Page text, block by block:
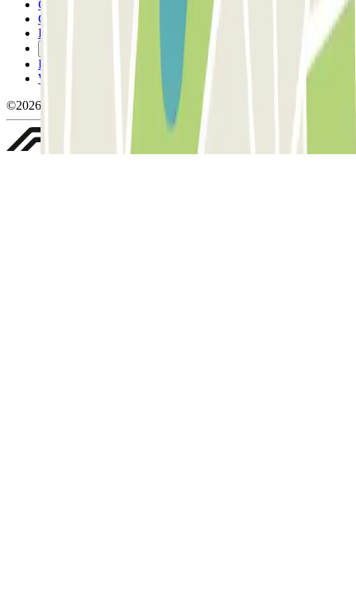
Conditions générales d'utilisation et contrat
Conditions d'annulation
Politique relative aux cookies
Politique de confidentialité
Whistleblowing
©2026 Parclick. Tous droits réservés